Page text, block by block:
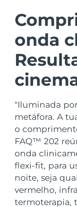
onda
"Iluminada
metáfora. A
o
FAQ™ 202
onda
flexi-fit, para
noite, seja
vermelho,
termoterapia,
FAQ™ Dual
POPULAR
Ofertas
Terapia com
Estados
Reino Unido
Espanha
Austrália
França
Alemanha
Canadá
Austrália